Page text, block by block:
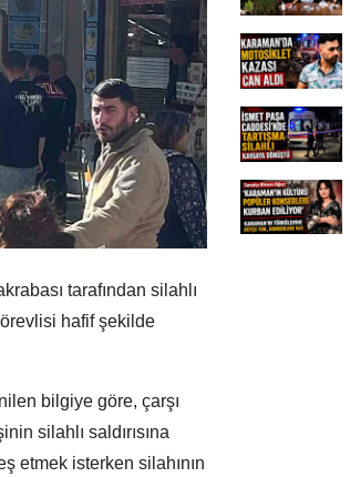
tarafından silahlı
hafif şekilde
bilgiye göre, çarşı
silahlı saldırısına
etmek isterken silahının